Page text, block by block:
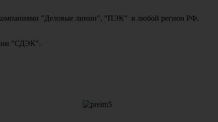
компаниями "Деловые линии", "ПЭК" в любой регион РФ.
"СДЭК".